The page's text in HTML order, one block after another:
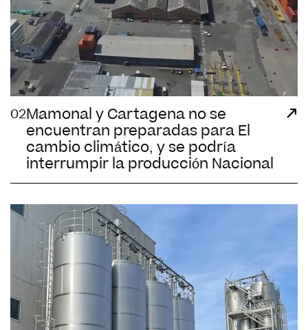
02Mamonal y Cartagena no se
encuentran preparadas para El
cambio climático, y se podría
interrumpir la producción Nacional